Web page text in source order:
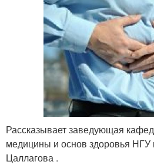
Рассказывает заведующая
медицины и основ здоровья НГУ
Цаллагова .